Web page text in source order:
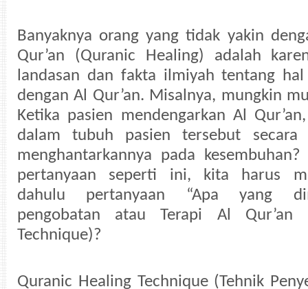
Banyaknya orang yang tidak yakin
Qur’an (Quranic Healing) adalah
landasan dan fakta ilmiyah tentang
dengan Al Qur’an. Misalnya, mungkin
Ketika pasien mendengarkan Al
dalam tubuh pasien tersebut
menghantarkannya pada
pertanyaan seperti ini, kita harus
dahulu pertanyaan “Apa yang
pengobatan atau Terapi Al Qur’an
Technique)?
Quranic Healing Technique (Tehnik